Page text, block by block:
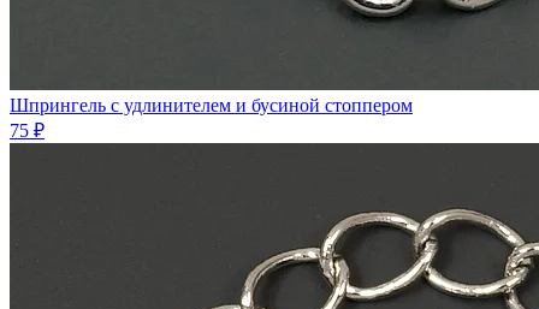
Шпрингель с удлинителем и бусиной стоппером
75 ₽